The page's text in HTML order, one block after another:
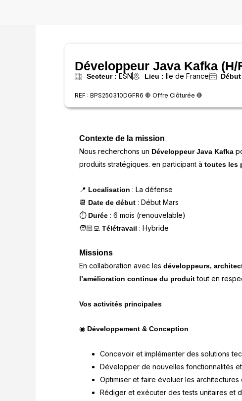
Développeur Java Kafka (H/
Secteur : ESN Lieu : Ile de France
REF : BPS250310DGFR6 🛑 Offre Clôturée 🛑
Contexte de la mission
Nous recherchons un Développeur Java Kafka
produits stratégiques. en participant à toutes les
📍 Localisation : La défense
📆 Date de début : Début Mars
⏱️ Durée : 6 mois (renouvelable)
🧑🏻‍💻 Télétravail : Hybride
Missions
En collaboration avec les développeurs,
l’amélioration continue du produittout en
Vos activités principales
◉ Développement & Conception
Concevoir et implémenter des solutions
Développer de nouvelles fonctionnalités
Optimiser et faire évoluer les architectures
Rédiger et exécuter des tests unitaires et